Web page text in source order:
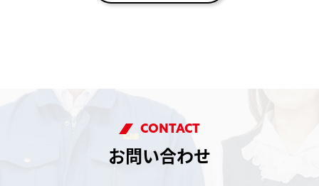
CONTACT
お問い合わせ